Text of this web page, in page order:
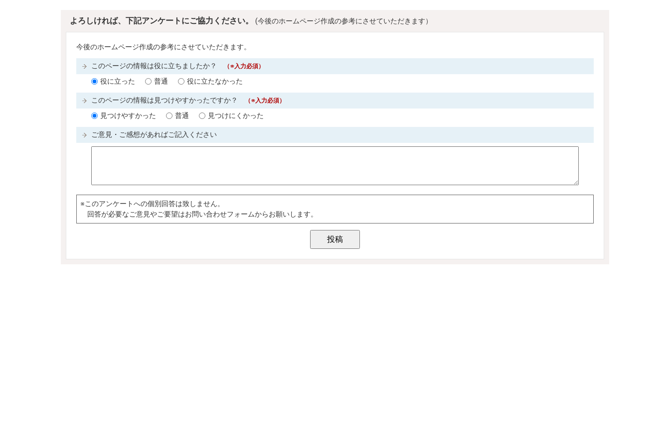
よろしければ、下記アンケートにご協力ください。 (今後のホームページ作成の参考にさせていただきます）
今後のホームページ作成の参考にさせていただきます。
このページの情報は役に立ちましたか？ （※入力必須）
役に立った 普通 役に立たなかった
このページの情報は見つけやすかったですか？ （※入力必須）
見つけやすかった 普通 見つけにくかった
ご意見・ご感想があればご記入ください
※このアンケートへの個別回答は致しません。
回答が必要なご意見やご要望はお問い合わせフォームからお願いします。